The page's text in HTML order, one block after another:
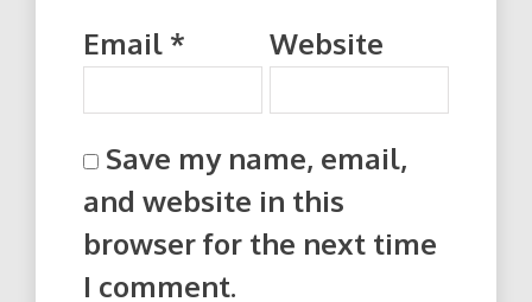
Email * Website
Save my name, email,
and website in this
browser for the next time
I comment.